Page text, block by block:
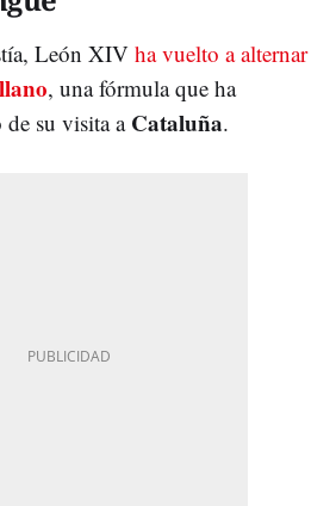
León XIV ha vuelto a alternar
, una fórmula que ha
su visita a Cataluña.